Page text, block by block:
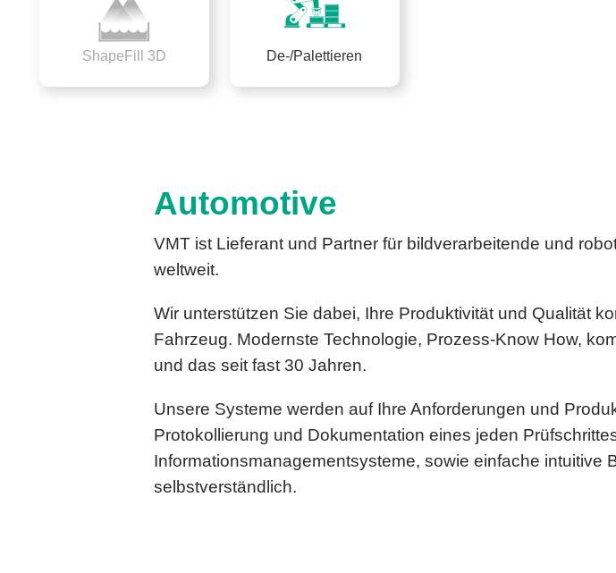
ShapeFill 3D De-/Palettieren
Automotive
VMT ist Lieferant und Partner für bildverarbeitende und
weltweit.
Wir unterstützen Sie dabei, Ihre Produktivität und Qualität
Fahrzeug. Modernste Technologie, Prozess-Know How,
und das seit fast 30 Jahren.
Unsere Systeme werden auf Ihre Anforderungen und
Protokollierung und Dokumentation eines jeden
Informationsmanagementsysteme, sowie einfache intuitive
selbstverständlich.